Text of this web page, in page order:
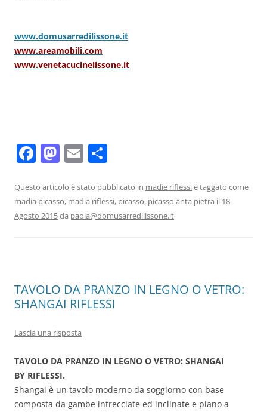
www.domusarredilissone.it
www.areamobili.com
www.venetacucinelissone.it
F
c
e
k
M
st
o
E
ai
l
n
di
Questo articolo è stato pubblicato in madie riflessie taggato come
madia picasso, madia riflessi, picasso, picasso anta pietra il 18
Agosto 2015da paola@domusarredilissone.it
TAVOLO DA PRANZO IN LEGNO O VETRO:
SHANGAI RIFLESSI
Lascia una risposta
TAVOLO DA PRANZO IN LEGNO O VETRO: SHANGAI
BY RIFLESSI.
Shangai è un tavolo moderno da soggiorno con base
composta da gambe intrecciate ed inclinate e piano a